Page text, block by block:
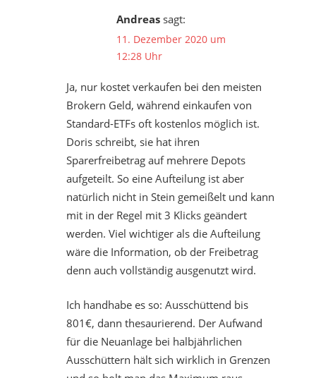
Andreas sagt:
11. Dezember 2020 um
12:28 Uhr
Ja, nur kostet verkaufen bei den meisten
Brokern Geld, während einkaufen von
Standard-ETFs oft kostenlos möglich ist.
Doris schreibt, sie hat ihren
Sparerfreibetrag auf mehrere Depots
aufgeteilt. So eine Aufteilung ist aber
natürlich nicht in Stein gemeißelt und kann
mit in der Regel mit 3 Klicks geändert
werden. Viel wichtiger als die Aufteilung
wäre die Information, ob der Freibetrag
denn auch vollständig ausgenutzt wird.
Ich handhabe es so: Ausschüttend bis
801€, dann thesaurierend. Der Aufwand
für die Neuanlage bei halbjährlichen
Ausschüttern hält sich wirklich in Grenzen